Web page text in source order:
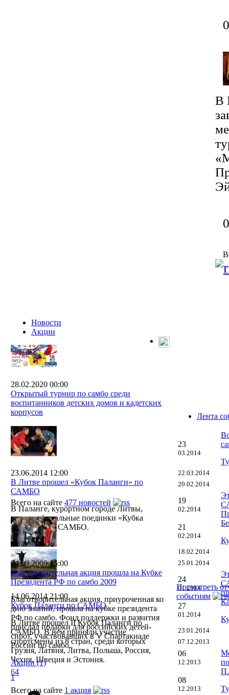
В
Новости
Акции
28.02.2020 00:00
Открытый турнир по самбо среди
воспитанников детских домов и кадетских
корпусов
23.06.2014 12:00
В Литве прошел «Кубок Паланги» по
САМБО
В Паланге, курортном городе Литвы,
прошли финальные поединки «Кубка
Паланги» по САМБО.
14.06.2014 21:00
Кубок Паланги по САМБО
В Литве прошел II Кубок Паланги по
САМБО. В нем приняли участие
спортсмены из 8 стран, среди которых
Грузия, Латвия, Литва, Польша, Россия,
Чехия, Швеция и Эстония.
1
Всего на сайте 477 новостей
04.09.2009 15:00
Благотворительная акция прошла на Кубке
Президента РФ по самбо 2009
Благотворительная акция, приуроченная ко
дню знаний, прошла на кубке президента
РФ по самбо. Фонд поддержки и развития
прислал подарки для российских детей-
сирот, участвовавших в V Спартакиаде
России по самбо.
Акции (1)
64
Всего на сайте 1 акция
Лента
23
03.2014
22.03.2014
20.02.2014
19
02.2014
21
02.2014
18.02.2014
25.01.2014
24
01.2014
27
01.2014
23.01.2014
07.12.2013
06
12.2013
08
12.2013
Посмотреть
событиям